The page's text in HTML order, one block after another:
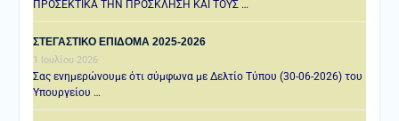
ΠΡΟΣΕΚΤΙΚΑ ΤΗΝ ΠΡΟΣΚΛΗΣΗ ΚΑΙ ΤΟΥΣ …
ΣΤΕΓΑΣΤΙΚΟ ΕΠΙΔΟΜΑ 2025-2026
1 Ιουλίου 2026
Σας ενημερώνουμε ότι σύμφωνα με Δελτίο Τύπου (30-06-2026) του
Υπουργείου …